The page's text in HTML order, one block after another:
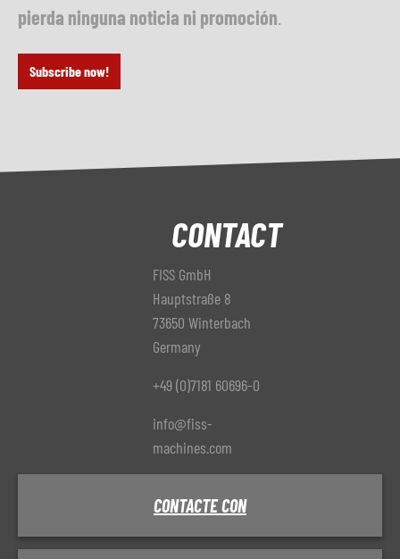
pierda ninguna noticia ni promoción
Subscribe now!
CONTACT
FISS GmbH
Hauptstraße 8
73650 Winterbach
Germany
+49 (0)7181 60696-0
info@fiss-
machines.com
CONTACTE CON